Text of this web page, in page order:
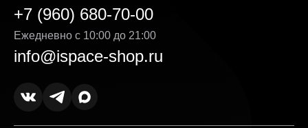
+7 (960) 680-70-00
Ежедневно с 10:00 до 21:00
info@ispace-shop.ru